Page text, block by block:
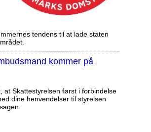
tendens til at lade staten
kommer på
at Skattestyrelsen først i forbindelse
dine henvendelser til styrelsen